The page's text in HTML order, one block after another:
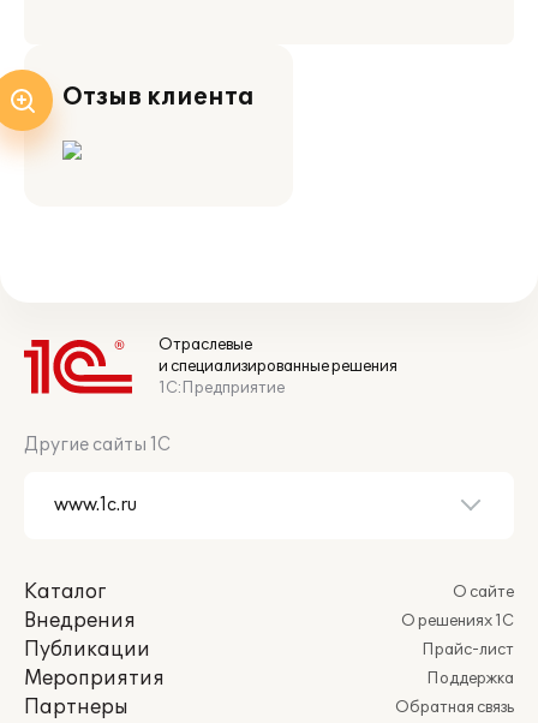
Отзыв клиента
Отраслевые
и специализированные решения
1С:Предприятие
Другие сайты 1С
Каталог
Внедрения
Публикации
Мероприятия
Партнеры
О сайте
О решениях 1С
Прайс-лист
Поддержка
Обратная связь